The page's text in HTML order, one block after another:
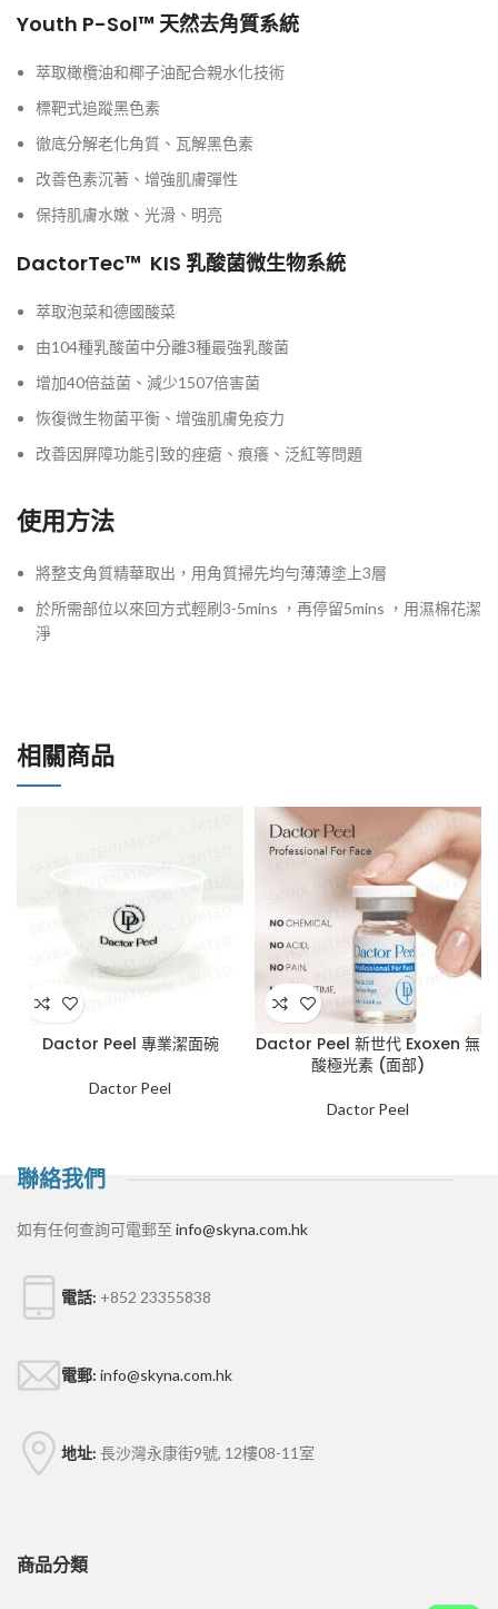
Youth P-Sol™ 天然去角質系統
萃取橄欖油和椰子油配合親水化技術
標靶式追蹤黑色素
徹底分解老化角質、瓦解黑色素
改善色素沉著、增強肌膚彈性
保持肌膚水嫩、光滑、明亮
DactorTec™ KIS 乳酸菌微生物系統
萃取泡菜和德國酸菜
由104種乳酸菌中分離3種最強乳酸菌
增加40倍益菌、減少1507倍害菌
恢復微生物菌平衡、增強肌膚免疫力
改善因屏障功能引致的痤瘡、痕癢、泛紅等問題
使用方法
將整支角質精華取出，用角質掃先均勻薄薄塗上3層
於所需部位以來回方式輕刷3-5mins ，再停留5mins ，用濕棉花潔
淨
相關商品
Dactor Peel 專業潔面碗
Dactor Peel
Dactor Peel 新世代 Exoxen 無
酸極光素 (面部)
Dactor Peel
聯絡我們
如有任何查詢可電郵至 info@skyna.com.hk
電話: +852 23355838
電郵: info@skyna.com.hk
地址: 長沙灣永康街9號, 12樓08-11室
商品分類